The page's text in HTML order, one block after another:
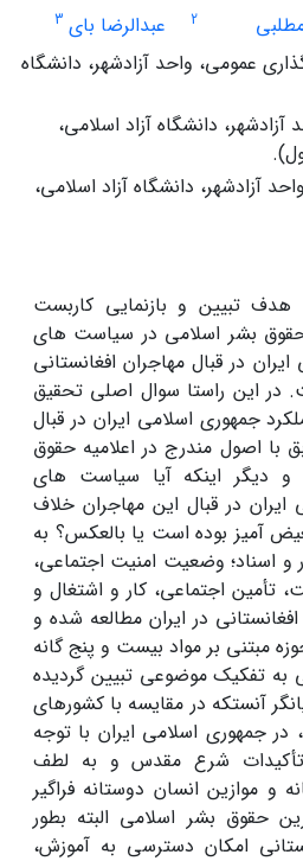
2 عبدالرضا بای 3
عمومی، واحد آزادشهر، دانشگاه
دانشگاه آزاد اسلامی،
آزادشهر، دانشگاه آزاد اسلامی،
هدف تبیین و بازنمایی کاربست
حقوق بشر اسلامی در سیاست های
در قبال مهاجران افغانستانی
در این راستا سوال اصلی تحقیق
جمهوری اسلامی ایران در قبال
با اصول مندرج در اعلامیه حقوق
و دیگر اینکه آیا سیاست های
در قبال این مهاجران خلاف
آمیز بوده است یا بالعکس؟ به
و اسناد؛ وضعیت امنیت اجتماعی،
تأمین اجتماعی، کار و اشتغال و
در ایران مطالعه شده و
مبتنی بر مواد بیست و پنج گانه
به تفکیک موضوعی تبیین گردیده
آنستکه در مقایسه با کشورهای
جمهوری اسلامی ایران با توجه
شرع مقدس و به لطف
موازین انسان دوستانه فراگیر
حقوق بشر اسلامی البته بطور
امکان دسترسی به آموزش،